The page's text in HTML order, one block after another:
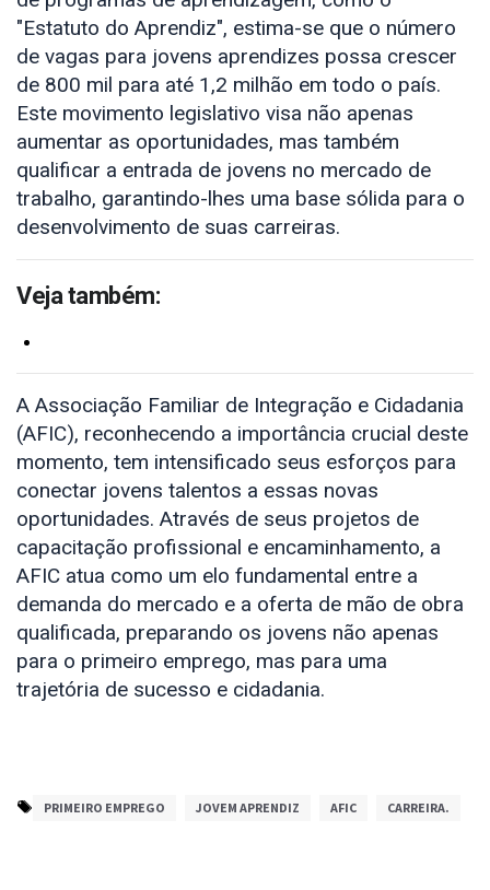
"Estatuto do Aprendiz", estima-se que o número
de vagas para jovens aprendizes possa crescer
de 800 mil para até 1,2 milhão em todo o país.
Este movimento legislativo visa não apenas
aumentar as oportunidades, mas também
qualificar a entrada de jovens no mercado de
trabalho, garantindo-lhes uma base sólida para o
desenvolvimento de suas carreiras.
Veja também:
A Associação Familiar de Integração e Cidadania
(AFIC), reconhecendo a importância crucial deste
momento, tem intensificado seus esforços para
conectar jovens talentos a essas novas
oportunidades. Através de seus projetos de
capacitação profissional e encaminhamento, a
AFIC atua como um elo fundamental entre a
demanda do mercado e a oferta de mão de obra
qualificada, preparando os jovens não apenas
para o primeiro emprego, mas para uma
trajetória de sucesso e cidadania.
PRIMEIRO EMPREGO JOVEM APRENDIZ AFIC CARREIRA.